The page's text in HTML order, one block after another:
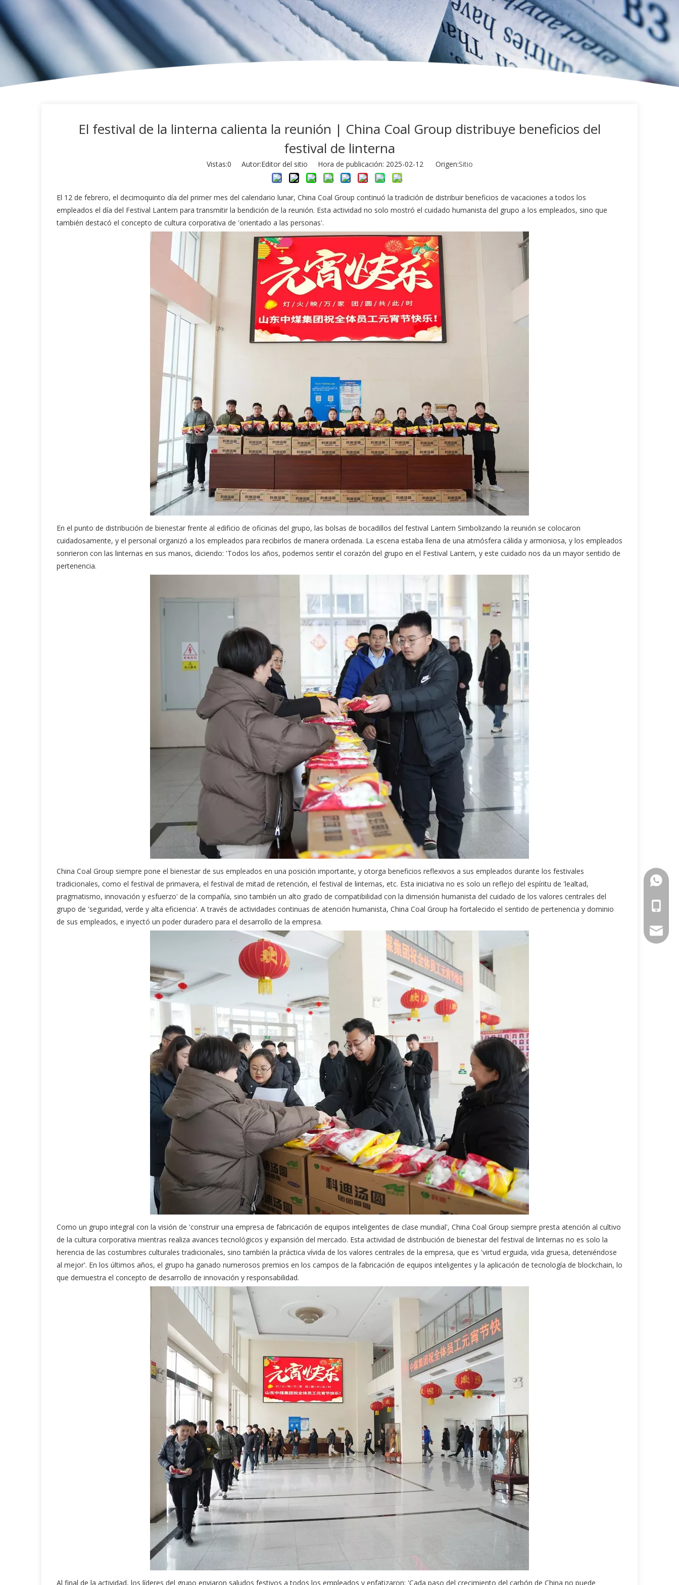
El festival de la linterna calienta la reunión | China Coal Group distribuye beneficios del
festival de linterna
Vistas:0 Autor:Editor del sitio Hora de publicación: 2025-02-12 Origen:Sitio
El 12 de febrero, el decimoquinto día del primer mes del calendario lunar, China Coal Group continuó la tradición de distribuir beneficios de vacaciones a todos los
empleados el día del Festival Lantern para transmitir la bendición de la reunión. Esta actividad no solo mostró el cuidado humanista del grupo a los empleados, sino que
también destacó el concepto de cultura corporativa de 'orientado a las personas'.
En el punto de distribución de bienestar frente al edificio de oficinas del grupo, las bolsas de bocadillos del festival Lantern Simbolizando la reunión se colocaron
cuidadosamente, y el personal organizó a los empleados para recibirlos de manera ordenada. La escena estaba llena de una atmósfera cálida y armoniosa, y los empleados
sonrieron con las linternas en sus manos, diciendo: 'Todos los años, podemos sentir el corazón del grupo en el Festival Lantern, y este cuidado nos da un mayor sentido de
pertenencia.
China Coal Group siempre pone el bienestar de sus empleados en una posición importante, y otorga beneficios reflexivos a sus empleados durante los festivales
tradicionales, como el festival de primavera, el festival de mitad de retención, el festival de linternas, etc. Esta iniciativa no es solo un reflejo del espíritu de 'lealtad,
pragmatismo, innovación y esfuerzo' de la compañía, sino también un alto grado de compatibilidad con la dimensión humanista del cuidado de los valores centrales del
grupo de 'seguridad, verde y alta eficiencia'. A través de actividades continuas de atención humanista, China Coal Group ha fortalecido el sentido de pertenencia y dominio
de sus empleados, e inyectó un poder duradero para el desarrollo de la empresa.
Como un grupo integral con la visión de 'construir una empresa de fabricación de equipos inteligentes de clase mundial', China Coal Group siempre presta atención al cultivo
de la cultura corporativa mientras realiza avances tecnológicos y expansión del mercado. Esta actividad de distribución de bienestar del festival de linternas no es solo la
herencia de las costumbres culturales tradicionales, sino también la práctica vívida de los valores centrales de la empresa, que es 'virtud erguida, vida gruesa, deteniéndose
al mejor'. En los últimos años, el grupo ha ganado numerosos premios en los campos de la fabricación de equipos inteligentes y la aplicación de tecnología de blockchain, lo
que demuestra el concepto de desarrollo de innovación y responsabilidad.
Al final de la actividad, los líderes del grupo enviaron saludos festivos a todos los empleados y enfatizaron: 'Cada paso del crecimiento del carbón de China no puede
+86-